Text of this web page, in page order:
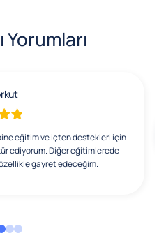
Yorumları
eğitim ve içten destekleri için
ediyorum. Diğer eğitimlerede
gayret edeceğim.